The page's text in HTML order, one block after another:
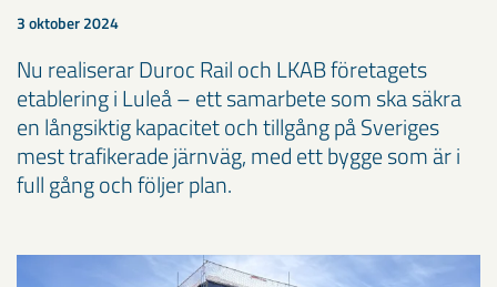
3 oktober 2024
Nu realiserar Duroc Rail och LKAB företagets
etablering i Luleå – ett samarbete som ska säkra
en långsiktig kapacitet och tillgång på Sveriges
mest trafikerade järnväg, med ett bygge som är i
full gång och följer plan.